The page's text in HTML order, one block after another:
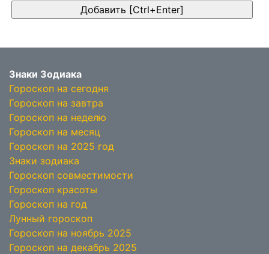
Знаки Зодиака
Гороскоп на сегодня
Гороскоп на завтра
Гороскоп на неделю
Гороскоп на месяц
Гороскоп на 2025 год
Знаки зодиака
Гороскоп совместимости
Гороскоп красоты
Гороскоп на год
Лунный гороскоп
Гороскоп на ноябрь 2025
Гороскоп на декабрь 2025